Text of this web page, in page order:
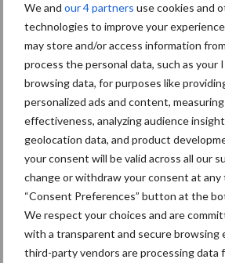
We and our 4 partners use cookies and
technologies to improve your
may store and/or access information
process the personal data, such as your
browsing data, for purposes like
personalized ads and content,
effectiveness, analyzing audience
geolocation data, and product
your consent will be valid across all our
change or withdraw your consent at any
“Consent Preferences” button at the
We respect your choices and are
with a transparent and secure browsing
third-party vendors are processing data
Primaire
Sidebar
Recent nieuws
Machines
Toon meer